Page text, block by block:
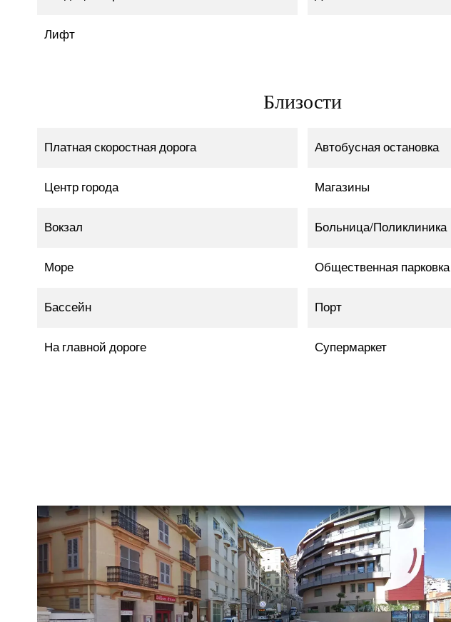
Лифт
Близости
Платная скоростная дорога Автобусная остановка
Центр города Магазины
Вокзал Больница/Поликлиника
Море Общественная парковка
Бассейн Порт
На главной дороге Супермаркет